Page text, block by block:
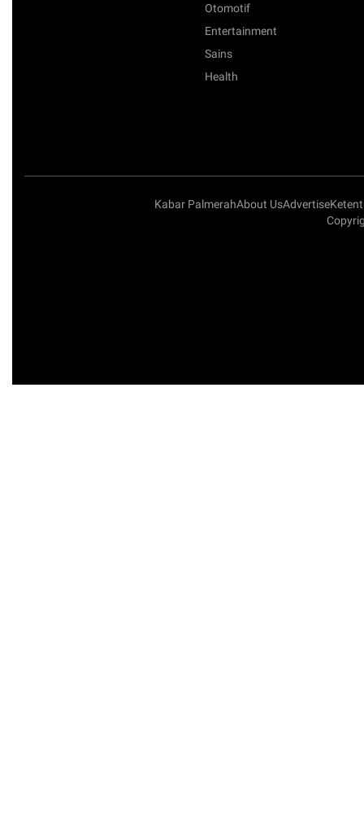
Otomotif
Entertainment
Sains
Health
Kabar PalmerahAbout UsAdvertise